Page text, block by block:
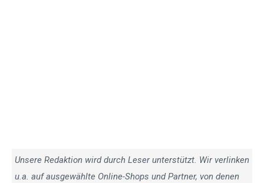
Unsere Redaktion wird durch Leser unterstützt. Wir verlinken
u.a. auf ausgewählte Online-Shops und Partner, von denen